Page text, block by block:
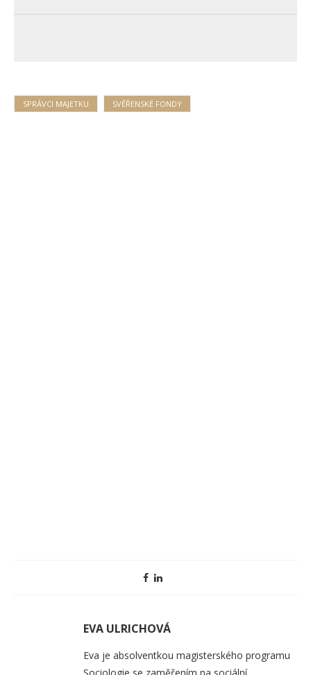
SPRÁVCI MAJETKU SVĚŘENSKÉ FONDY
EVA ULRICHOVÁ
Eva je absolventkou magisterského programu